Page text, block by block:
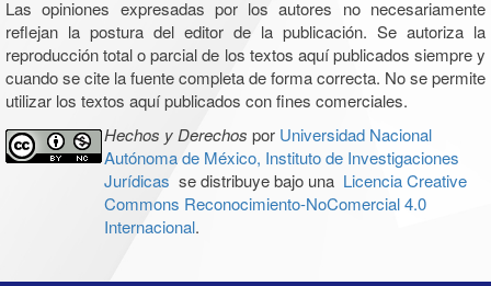
Las opiniones expresadas por los autores no necesariamente
reflejan la postura del editor de la publicación. Se autoriza la
reproducción total o parcial de los textos aquí publicados siempre y
cuando se cite la fuente completa de forma correcta. No se permite
utilizar los textos aquí publicados con fines comerciales.
Hechos y Derechos por Universidad Nacional
Autónoma de México, Instituto de Investigaciones
Jurídicas se distribuye bajo una Licencia Creative
Commons Reconocimiento-NoComercial 4.0
Internacional.